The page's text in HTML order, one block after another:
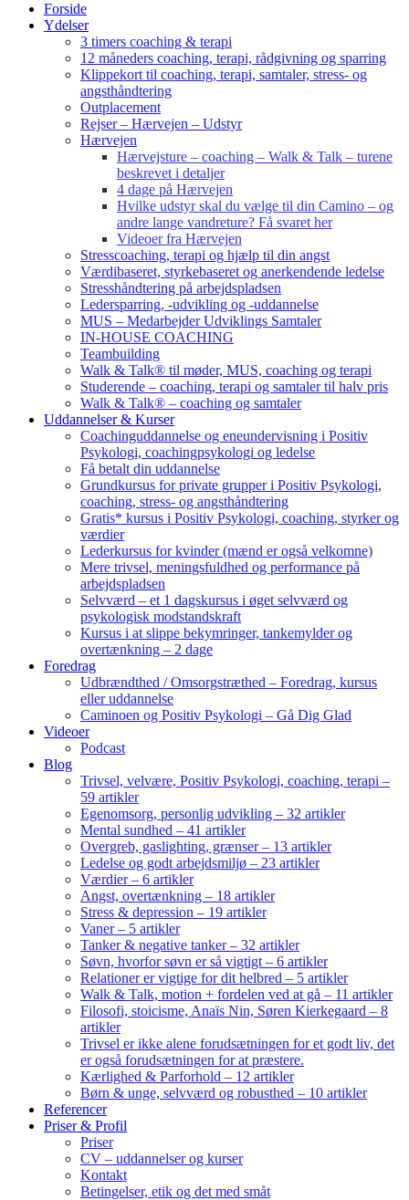
Forside
Ydelser
3 timers coaching & terapi
12 måneders coaching, terapi, rådgivning og sparring
Klippekort til coaching, terapi, samtaler, stress- og
angsthåndtering
Outplacement
Rejser – Hærvejen – Udstyr
Hærvejen
Hærvejsture – coaching – Walk & Talk – turene
beskrevet i detaljer
4 dage på Hærvejen
Hvilke udstyr skal du vælge til din Camino – og
andre lange vandreture? Få svaret her
Videoer fra Hærvejen
Stresscoaching, terapi og hjælp til din angst
Værdibaseret, styrkebaseret og anerkendende ledelse
Stresshåndtering på arbejdspladsen
Ledersparring, -udvikling og -uddannelse
MUS – Medarbejder Udviklings Samtaler
IN-HOUSE COACHING
Teambuilding
Walk & Talk® til møder, MUS, coaching og terapi
Studerende – coaching, terapi og samtaler til halv pris
Walk & Talk® – coaching og samtaler
Uddannelser & Kurser
Coachinguddannelse og eneundervisning i Positiv
Psykologi, coachingpsykologi og ledelse
Få betalt din uddannelse
Grundkursus for private grupper i Positiv Psykologi,
coaching, stress- og angsthåndtering
Gratis* kursus i Positiv Psykologi, coaching, styrker og
værdier
Lederkursus for kvinder (mænd er også velkomne)
Mere trivsel, meningsfuldhed og performance på
arbejdspladsen
Selvværd – et 1 dagskursus i øget selvværd og
psykologisk modstandskraft
Kursus i at slippe bekymringer, tankemylder og
overtænkning – 2 dage
Foredrag
Udbrændthed / Omsorgstræthed – Foredrag, kursus
eller uddannelse
Caminoen og Positiv Psykologi – Gå Dig Glad
Videoer
Podcast
Blog
Trivsel, velvære, Positiv Psykologi, coaching, terapi –
59 artikler
Egenomsorg, personlig udvikling – 32 artikler
Mental sundhed – 41 artikler
Overgreb, gaslighting, grænser – 13 artikler
Ledelse og godt arbejdsmiljø – 23 artikler
Værdier – 6 artikler
Angst, overtænkning – 18 artikler
Stress & depression – 19 artikler
Vaner – 5 artikler
Tanker & negative tanker – 32 artikler
Søvn, hvorfor søvn er så vigtigt – 6 artikler
Relationer er vigtige for dit helbred – 5 artikler
Walk & Talk, motion + fordelen ved at gå – 11 artikler
Filosofi, stoicisme, Anaïs Nin, Søren Kierkegaard – 8
artikler
Trivsel er ikke alene forudsætningen for et godt liv, det
er også forudsætningen for at præstere.
Kærlighed & Parforhold – 12 artikler
Børn & unge, selvværd og robusthed – 10 artikler
Referencer
Priser & Profil
Priser
CV – uddannelser og kurser
Kontakt
Betingelser, etik og det med småt